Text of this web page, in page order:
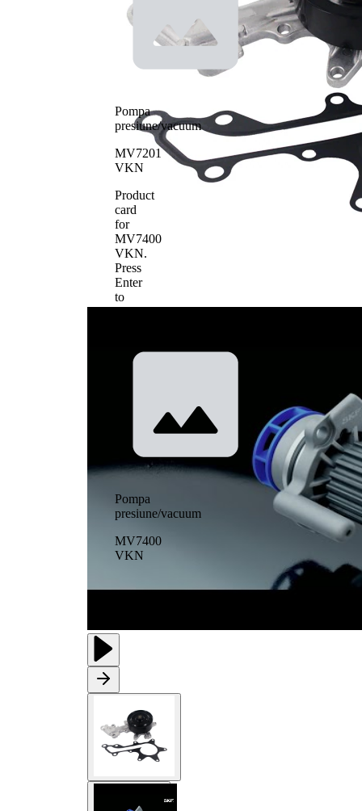
pompa apa
transmizie
cu
caneluri
Material roata
metal
Pompa
presiune/vacuum
MV7201
VKN
Product
card
for
MV7400
VKN.
Press
Enter
to
view
Pompa
presiune/vacuum
MV7400
VKN